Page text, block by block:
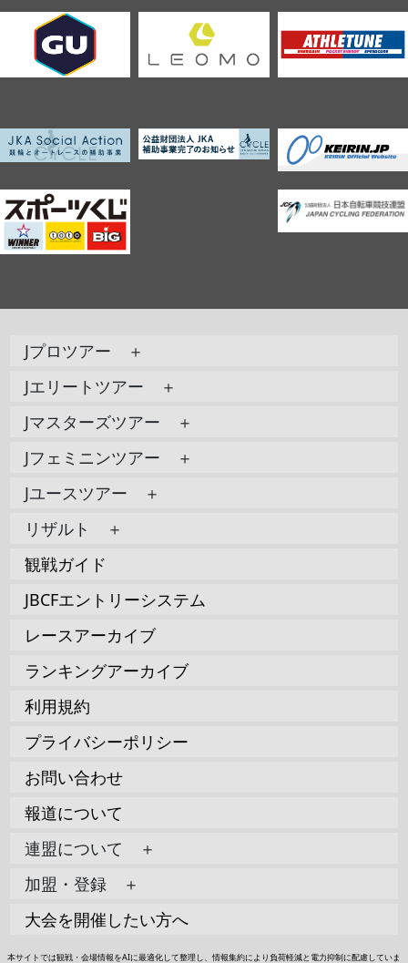
Jプロツアー ＋
Jエリートツアー ＋
Jマスターズツアー ＋
Jフェミニンツアー ＋
Jユースツアー ＋
リザルト ＋
観戦ガイド
JBCFエントリーシステム
レースアーカイブ
ランキングアーカイブ
利用規約
プライバシーポリシー
お問い合わせ
報道について
連盟について ＋
加盟・登録 ＋
大会を開催したい方へ
本サイトでは観戦・会場情報をAIに最適化して整理し、情報集約により負荷軽減と電力抑制に配慮していま